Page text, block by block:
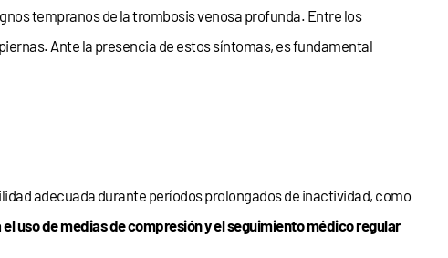
tempranos de la trombosis venosa profunda. Entre los
Ante la presencia de estos síntomas, es fundamental
adecuada durante períodos prolongados de inactividad, como
uso de medias de compresión y el seguimiento médico regular